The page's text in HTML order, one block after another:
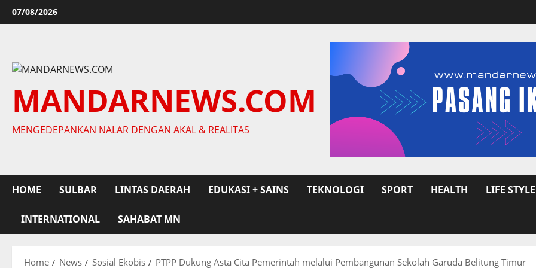
Skip
to
07/08/2026
MANDARNEWS.COM
MENGEDEPANKAN NALAR DENGAN AKAL & REALITAS
HOME SULBAR LINTAS DAERAH EDUKASI + SAINS TEKNOLOGI SPORT HEALTH LIFE STYLE
INTERNATIONAL SAHABAT MN
Home News Sosial Ekobis PTPP Dukung Asta Cita Pemerintah melalui Pembangunan Sekolah Garuda Belitung Timur